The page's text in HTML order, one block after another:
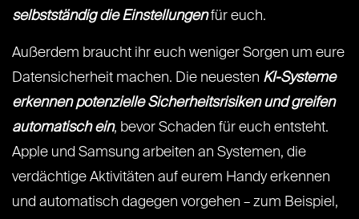
selbstständig die Einstellungenfür euch.
Außerdem braucht ihr euch weniger Sorgen um eure
Datensicherheit machen. Die neuesten KI-Systeme
erkennen potenzielle Sicherheitsrisiken und greifen
automatisch ein, bevor Schaden für euch entsteht.
Apple und Samsung arbeiten an Systemen, die
verdächtige Aktivitäten auf eurem Handy erkennen
und automatisch dagegen vorgehen – zum Beispiel,